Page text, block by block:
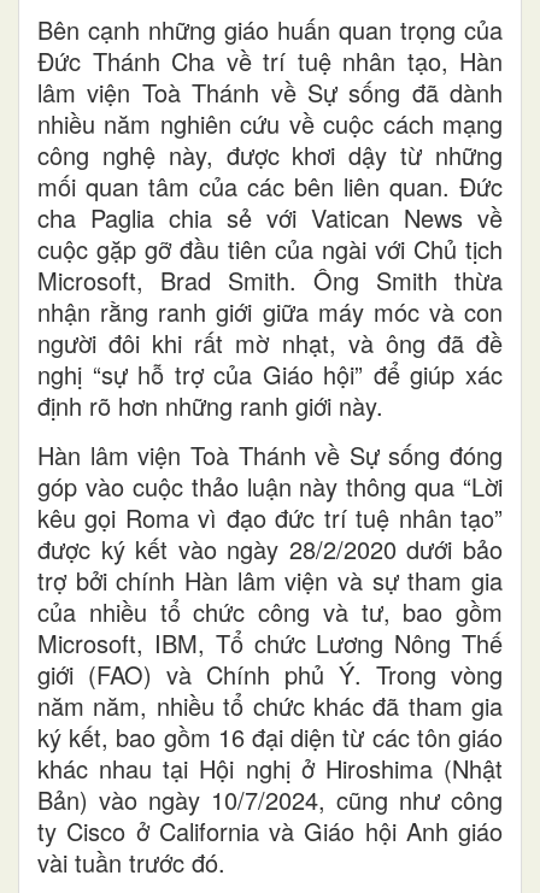
Bên cạnh những giáo huấn quan trọng của
Đức Thánh Cha về trí tuệ nhân tạo, Hàn
lâm viện Toà Thánh về Sự sống đã dành
nhiều năm nghiên cứu về cuộc cách mạng
công nghệ này, được khơi dậy từ những
mối quan tâm của các bên liên quan. Đức
cha Paglia chia sẻ với Vatican News về
cuộc gặp gỡ đầu tiên của ngài với Chủ tịch
Microsoft, Brad Smith. Ông Smith thừa
nhận rằng ranh giới giữa máy móc và con
người đôi khi rất mờ nhạt, và ông đã đề
nghị “sự hỗ trợ của Giáo hội” để giúp xác
định rõ hơn những ranh giới này.
Hàn lâm viện Toà Thánh về Sự sống đóng
góp vào cuộc thảo luận này thông qua “Lời
kêu gọi Roma vì đạo đức trí tuệ nhân tạo”
được ký kết vào ngày 28/2/2020 dưới bảo
trợ bởi chính Hàn lâm viện và sự tham gia
của nhiều tổ chức công và tư, bao gồm
Microsoft, IBM, Tổ chức Lương Nông Thế
giới (FAO) và Chính phủ Ý. Trong vòng
năm năm, nhiều tổ chức khác đã tham gia
ký kết, bao gồm 16 đại diện từ các tôn giáo
khác nhau tại Hội nghị ở Hiroshima (Nhật
Bản) vào ngày 10/7/2024, cũng như công
ty Cisco ở California và Giáo hội Anh giáo
vài tuần trước đó.